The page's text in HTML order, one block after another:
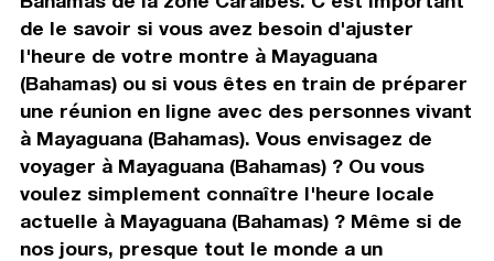
de le savoir si vous avez besoin d'ajuster
l'heure de votre montre à Mayaguana
(Bahamas) ou si vous êtes en train de préparer
une réunion en ligne avec des personnes vivant
à Mayaguana (Bahamas). Vous envisagez de
voyager à Mayaguana (Bahamas) ? Ou vous
voulez simplement connaître l'heure locale
actuelle à Mayaguana (Bahamas) ? Même si de
nos jours, presque tout le monde a un